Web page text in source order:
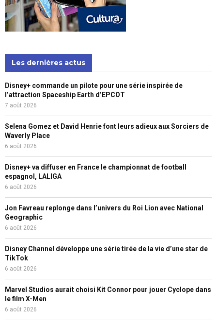
Les dernières actus
Disney+ commande un pilote pour une série inspirée de
l’attraction Spaceship Earth d’EPCOT
7 août 2026
Selena Gomez et David Henrie font leurs adieux aux Sorciers de
Waverly Place
6 août 2026
Disney+ va diffuser en France le championnat de football
espagnol, LALIGA
6 août 2026
Jon Favreau replonge dans l’univers du Roi Lion avec National
Geographic
6 août 2026
Disney Channel développe une série tirée de la vie d’une star de
TikTok
6 août 2026
Marvel Studios aurait choisi Kit Connor pour jouer Cyclope dans
le film X-Men
6 août 2026